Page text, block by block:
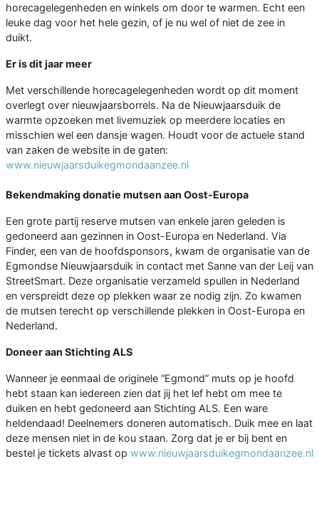
horecagelegenheden en winkels om door te warmen. Echt een
leuke dag voor het hele gezin, of je nu wel of niet de zee in
duikt.
Er is dit jaar meer
Met verschillende horecagelegenheden wordt op dit moment
overlegt over nieuwjaarsborrels. Na de Nieuwjaarsduik de
warmte opzoeken met livemuziek op meerdere locaties en
misschien wel een dansje wagen. Houdt voor de actuele stand
van zaken de website in de gaten:
www.nieuwjaarsduikegmondaanzee.nl
Bekendmaking donatie mutsen aan Oost-Europa
Een grote partij reserve mutsen van enkele jaren geleden is
gedoneerd aan gezinnen in Oost-Europa en Nederland. Via
Finder, een van de hoofdsponsors, kwam de organisatie van de
Egmondse Nieuwjaarsduik in contact met Sanne van der Leij van
StreetSmart. Deze organisatie verzameld spullen in Nederland
en verspreidt deze op plekken waar ze nodig zijn. Zo kwamen
de mutsen terecht op verschillende plekken in Oost-Europa en
Nederland.
Doneer aan Stichting ALS
Wanneer je eenmaal de originele “Egmond” muts op je hoofd
hebt staan kan iedereen zien dat jij het lef hebt om mee te
duiken en hebt gedoneerd aan Stichting ALS. Een ware
heldendaad! Deelnemers doneren automatisch. Duik mee en laat
deze mensen niet in de kou staan. Zorg dat je er bij bent en
bestel je tickets alvast op www.nieuwjaarsduikegmondaanzee.nl